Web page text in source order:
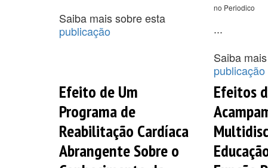
Saiba mais sobre esta
publicação
no Periodico
...
Saiba
publicação
Efeito de Um
Programa de
Reabilitação Cardíaca
Abrangente Sobre o
Efeitos